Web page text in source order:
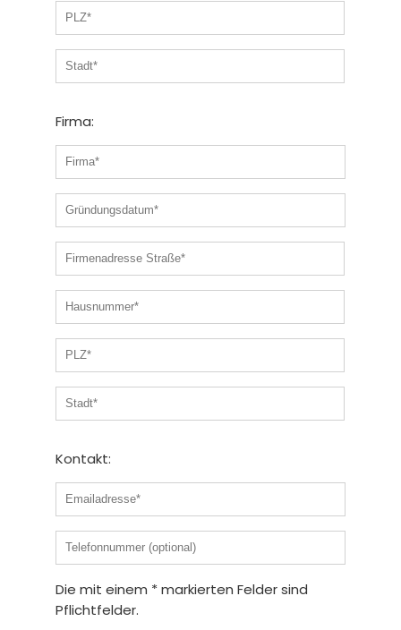
Firma:
Kontakt:
Die mit einem * markierten Felder sind
Pflichtfelder.